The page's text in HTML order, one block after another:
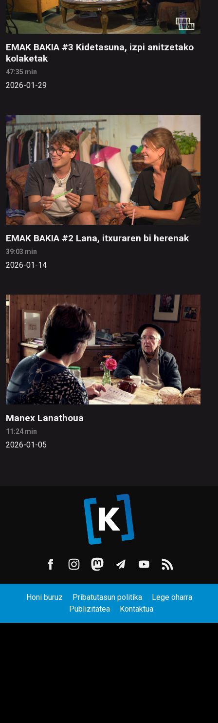
EMAK BAKIA #3 Kidetasuna, izpi anitzetako
kolaketak
47:35 min
2026-01-29
EMAK BAKIA #2 Lana, itxuraren bi herenak
39:03 min
2026-01-14
Manex Lanathoua
11:24 min
2026-01-05
Honi buruz Pribatutasun politika
Lege oharra
Publizitatea
Kontaktua